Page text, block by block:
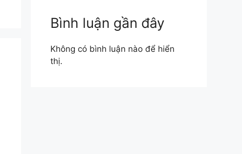
Bình luận gần đây
Không có bình luận nào để hiển
thị.